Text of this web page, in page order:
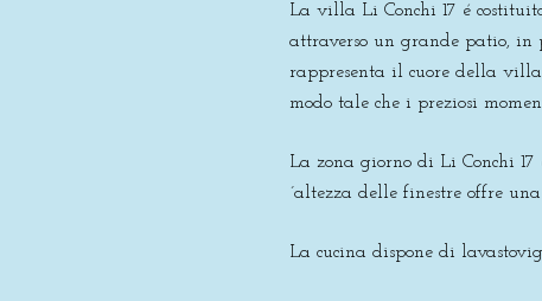
La villa Li Conchi 17 é
attraverso un grande patio, in
rappresenta il cuore della
modo tale che i preziosi
La zona giorno di Li Conchi
´altezza delle finestre offre
La cucina dispone di